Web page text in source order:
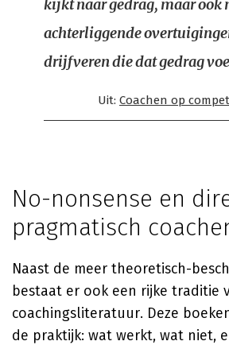
kijkt naar gedrag, maar ook
achterliggende
drijfveren die dat gedrag
Uit: Coachen op
No-nonsense en
pragmatisch
Naast de meer theoretisch-
bestaat er ook een rijke traditie
coachingsliteratuur. Deze
de praktijk: wat werkt, wat niet,